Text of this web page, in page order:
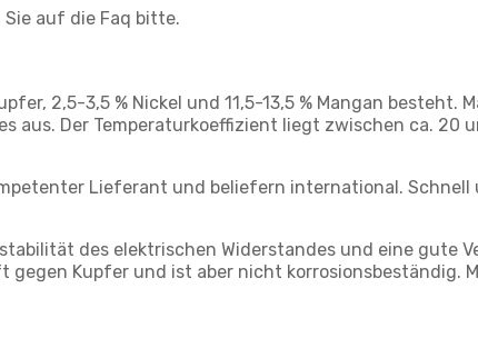
auf die Faq bitte.
2,5-3,5 % Nickel und 11,5-13,5 % Mangan
aus. Der Temperaturkoeffizient liegt zwischen ca. 20
Lieferant und beliefern international.
des elektrischen Widerstandes und eine gute
Kupfer und ist aber nicht korrosionsbeständig.